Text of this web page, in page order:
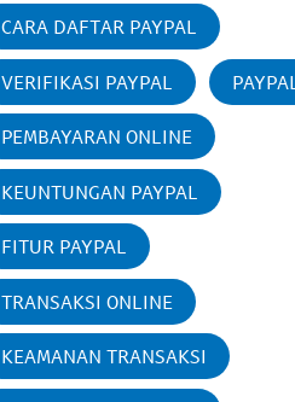
CARA DAFTAR PAYPAL
VERIFIKASI PAYPAL PAYPAL
PEMBAYARAN ONLINE
KEUNTUNGAN PAYPAL
FITUR PAYPAL
TRANSAKSI ONLINE
KEAMANAN TRANSAKSI